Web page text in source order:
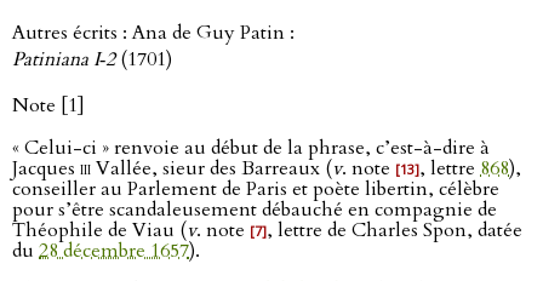
Autres écrits : Ana de Guy Patin :
Patiniana I‑2(1701)
Note [1]
« Celui-ci » renvoie au début de la phrase, c’est-à-dire à
Jacques iiiVallée, sieur des Barreaux (v. note [13], lettre 868),
conseiller au Parlement de Paris et poète libertin, célèbre
pour s’être scandaleusement débauché en compagnie de
Théophile de Viau (v. note [7], lettre de Charles Spon, datée
du 28 décembre 1657).